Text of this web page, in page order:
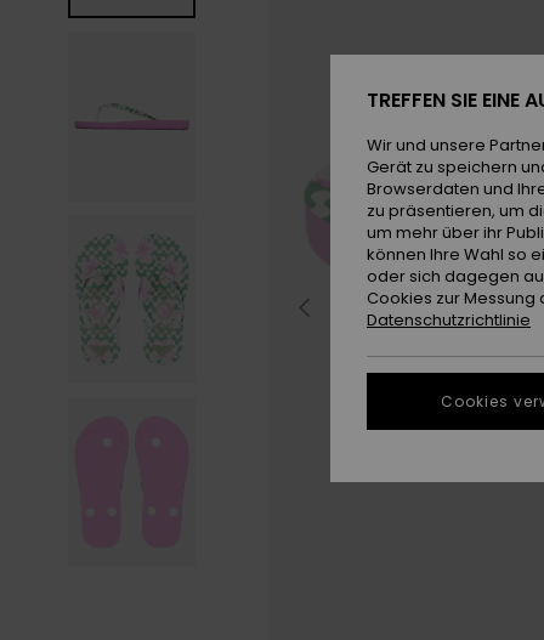
TREFFEN SIE EINE
Wir und unsere
Gerät zu speichern
Browserdaten und
zu präsentieren, um
um mehr über ihr
können Ihre Wahl so
oder sich dagegen
Cookies zur
Datenschutzrichtlinie
Cookies